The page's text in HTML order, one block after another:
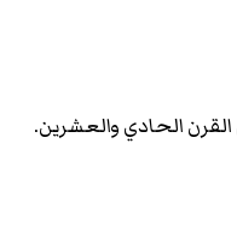
الحادي والعشرين.